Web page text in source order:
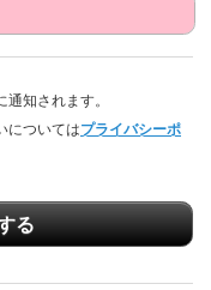
知されます。
についてはプライバシーポ
る